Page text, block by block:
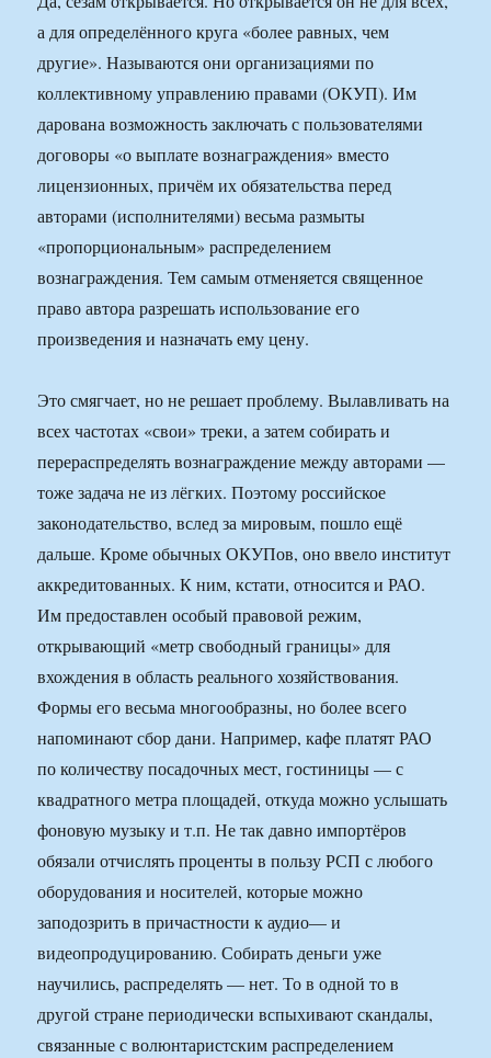
а для определённого круга «более равных, чем
другие». Называются они организациями по
коллективному управлению правами (ОКУП). Им
дарована возможность заключать с пользователями
договоры «о выплате вознаграждения» вместо
лицензионных, причём их обязательства перед
авторами (исполнителями) весьма размыты
«пропорциональным» распределением
вознаграждения. Тем самым отменяется священное
право автора разрешать использование его
произведения и назначать ему цену.
Это смягчает, но не решает проблему. Вылавливать на
всех частотах «свои» треки, а затем собирать и
перераспределять вознаграждение между авторами —
тоже задача не из лёгких. Поэтому российское
законодательство, вслед за мировым, пошло ещё
дальше. Кроме обычных ОКУПов, оно ввело институт
аккредитованных. К ним, кстати, относится и РАО.
Им предоставлен особый правовой режим,
открывающий «метр свободный границы» для
вхождения в область реального хозяйствования.
Формы его весьма многообразны, но более всего
напоминают сбор дани. Например, кафе платят РАО
по количеству посадочных мест, гостиницы — с
квадратного метра площадей, откуда можно услышать
фоновую музыку и т.п. Не так давно импортёров
обязали отчислять проценты в пользу РСП с любого
оборудования и носителей, которые можно
заподозрить в причастности к аудио— и
видеопродуцированию. Собирать деньги уже
научились, распределять — нет. То в одной то в
другой стране периодически вспыхивают скандалы,
связанные с волюнтаристским распределением